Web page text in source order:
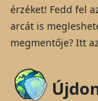
érzéket! Fedd fel
arcát is
megmentője? Itt